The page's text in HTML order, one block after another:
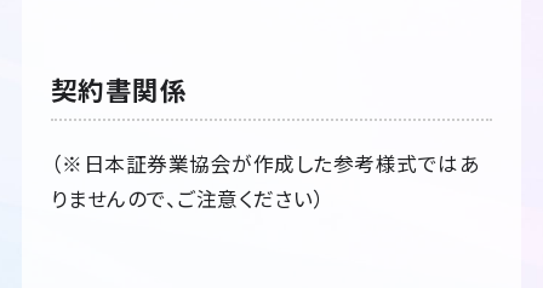
契約書関係
（※日本証券業協会が作成した参考様式ではあ
りませんので、ご注意ください）